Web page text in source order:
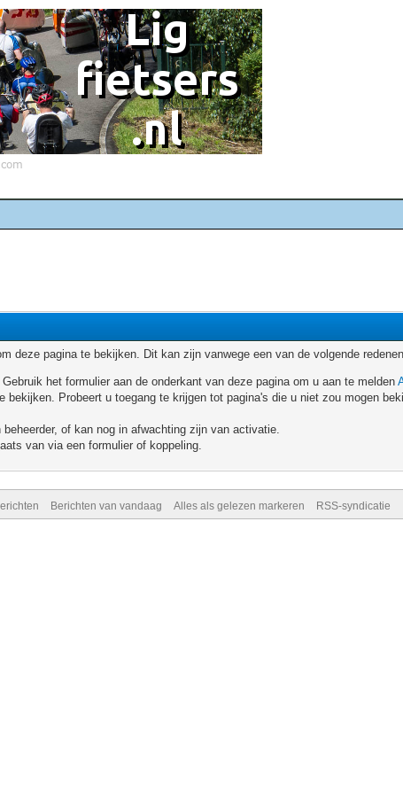
deze pagina te bekijken. Dit kan zijn vanwege een van de volgende
het formulier aan de onderkant van deze pagina om u aan te melden
bekijken. Probeert u toegang te krijgen tot pagina's die u niet zou mogen
of kan nog in afwachting zijn van activatie.
van via een formulier of koppeling.
Berichten van vandaag Alles als gelezen markeren RSS-syndicatie